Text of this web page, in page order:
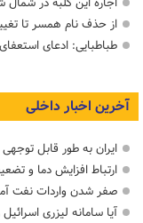
از حذف نام همسر تا
طباطبایی: ادعای
آخرین اخبار داخلی
ایران به طور قابل
ارتباط افزایش دما و
صفر شدن واردات نفت
آیا سامانه لیزری